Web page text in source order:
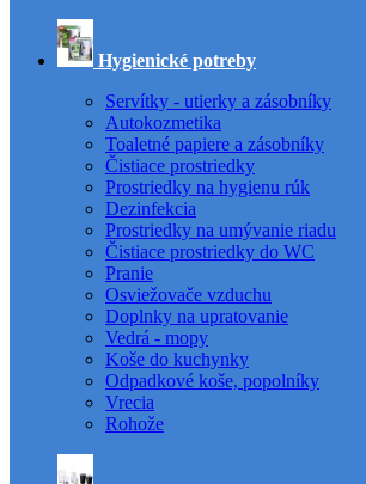
Hygienické potreby
Servítky - utierky a zásobníky
Autokozmetika
Toaletné papiere a zásobníky
Čistiace prostriedky
Prostriedky na hygienu rúk
Dezinfekcia
Prostriedky na umývanie riadu
Čistiace prostriedky do WC
Pranie
Osviežovače vzduchu
Doplnky na upratovanie
Vedrá - mopy
Koše do kuchynky
Odpadkové koše, popolníky
Vrecia
Rohože